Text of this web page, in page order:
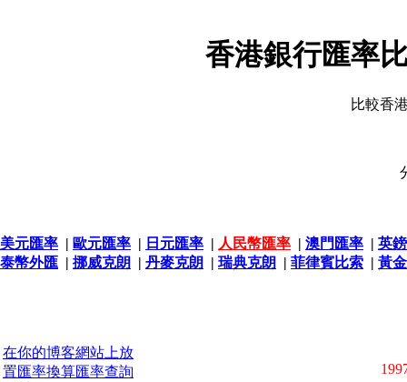
香港銀行匯率
比較香
美元匯率 | 歐元匯率 | 日元匯率 | 人民幣匯率 | 澳門匯率 | 英
泰幣外匯 | 挪威克朗 | 丹麥克朗 | 瑞典克朗 | 菲律賓比索 | 黃
在你的博客網站上放
置匯率換算匯率查詢